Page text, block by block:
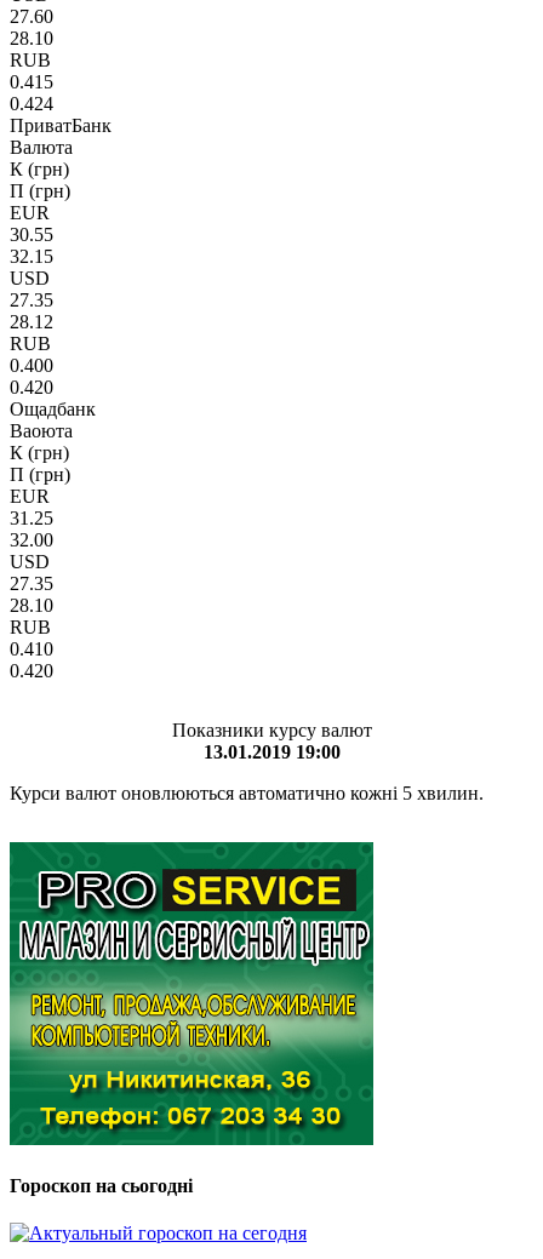
27.60
28.10
RUB
0.415
0.424
ПриватБанк
Валюта
К (грн)
П (грн)
EUR
30.55
32.15
USD
27.35
28.12
RUB
0.400
0.420
Ощадбанк
Ваоюта
К (грн)
П (грн)
EUR
31.25
32.00
USD
27.35
28.10
RUB
0.410
0.420
Показники курсу валют
13.01.2019 19:00
Курси валют оновлюються автоматично кожні 5 хвилин.
Гороскоп на сьогодні